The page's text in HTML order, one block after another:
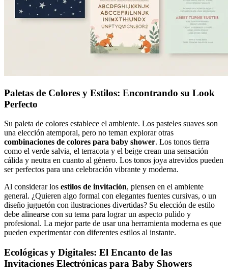
Paletas de Colores y Estilos: Encontrando su Look
Perfecto
Su paleta de colores establece el ambiente. Los pasteles suaves son
una elección atemporal, pero no teman explorar otras
combinaciones de colores para baby shower. Los tonos tierra
como el verde salvia, el terracota y el beige crean una sensación
cálida y neutra en cuanto al género. Los tonos joya atrevidos pueden
ser perfectos para una celebración vibrante y moderna.
Al considerar los estilos de invitación, piensen en el ambiente
general. ¿Quieren algo formal con elegantes fuentes cursivas, o un
diseño juguetón con ilustraciones divertidas? Su elección de estilo
debe alinearse con su tema para lograr un aspecto pulido y
profesional. La mejor parte de usar una herramienta moderna es que
pueden experimentar con diferentes estilos al instante.
Ecológicas y Digitales: El Encanto de las
Invitaciones Electrónicas para Baby Showers